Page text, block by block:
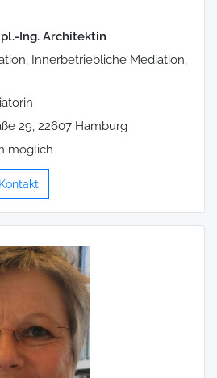
Ing. Architektin
Innerbetriebliche Mediation,
29, 22607 Hamburg
möglich
Kontakt